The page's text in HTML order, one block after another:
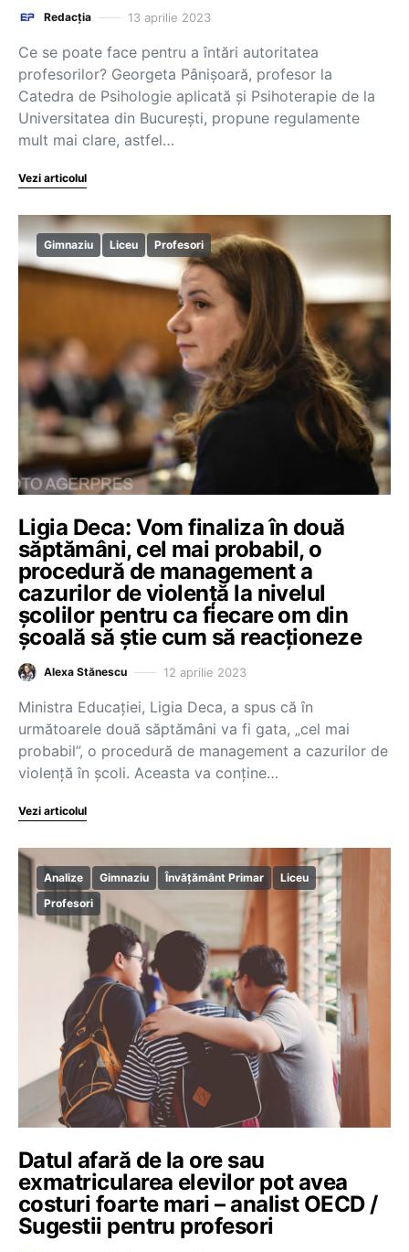
Redacția 13 aprilie 2023
Ce se poate face pentru a întări autoritatea
profesorilor? Georgeta Pânișoară, profesor la
Catedra de Psihologie aplicată și Psihoterapie de la
Universitatea din București, propune regulamente
mult mai clare, astfel…
Vezi articolul
Gimnaziu Liceu Profesori
Ligia Deca: Vom finaliza în două
săptămâni, cel mai probabil, o
procedură de management a
cazurilor de violență la nivelul
școlilor pentru ca fiecare om din
școală să știe cum să reacționeze
Alexa Stănescu 12 aprilie 2023
Ministra Educației, Ligia Deca, a spus că în
următoarele două săptămâni va fi gata, „cel mai
probabil”, o procedură de management a cazurilor de
violență în școli. Aceasta va conține…
Vezi articolul
Analize Gimnaziu Învățământ Primar
Liceu
Profesori
Datul afară de la ore sau
exmatricularea elevilor pot avea
costuri foarte mari – analist OECD /
Sugestii pentru profesori